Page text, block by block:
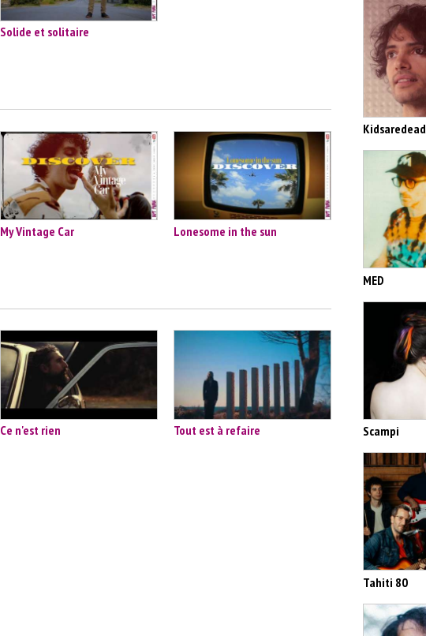
Solide et solitaire
My Vintage Car Lonesome in the sun
Ce n'est rien Tout est à refaire
Kidsaredead
MED
Scampi
Tahiti 80